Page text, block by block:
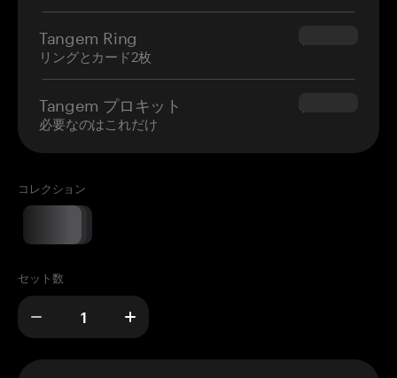
Tangem Ring
リングとカード2枚
$160.00
Tangem プロキット
必要なのはこれだけ
$180.00
コレクション
セット数